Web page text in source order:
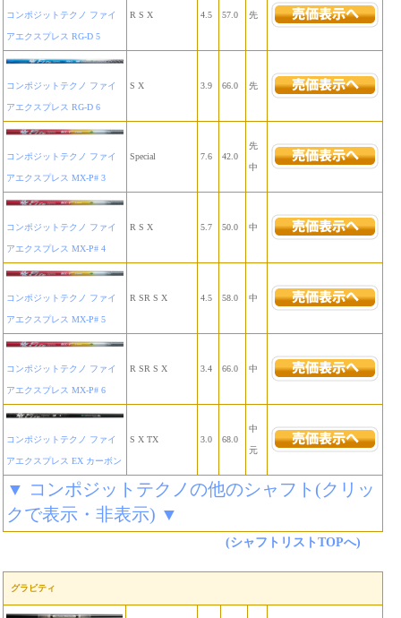
コンポジットテクノ ファイ
アエクスプレス RG-D 5
R S X 4.5 57.0 先
コンポジットテクノ ファイ
アエクスプレス RG-D 6
S X 3.9 66.0 先
コンポジットテクノ ファイ
アエクスプレス MX-P# 3
Special 7.6 42.0
先
中
コンポジットテクノ ファイ
アエクスプレス MX-P# 4
R S X 5.7 50.0 中
コンポジットテクノ ファイ
アエクスプレス MX-P# 5
R SR S X 4.5 58.0 中
コンポジットテクノ ファイ
アエクスプレス MX-P# 6
R SR S X 3.4 66.0 中
コンポジットテクノ ファイ
アエクスプレス EX カーボン
S X TX 3.0 68.0
中
元
▼ コンポジットテクノの他のシャフト(クリッ
クで表示・非表示) ▼
(シャフトリストTOPへ)
グラビティ